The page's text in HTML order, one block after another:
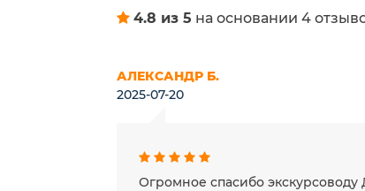
4.8 из 5 на основании 4
АЛЕКСАНДР Б.
2025-07-20
Огромное спасибо